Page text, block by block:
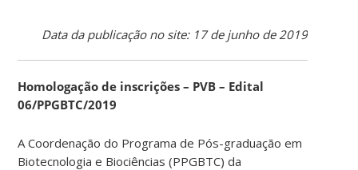
Data da publicação no site: 17 de junho de 2019
Homologação de inscrições – PVB – Edital
06/PPGBTC/2019
A Coordenação do Programa de Pós-graduação em
Biotecnologia e Biociências (PPGBTC) da